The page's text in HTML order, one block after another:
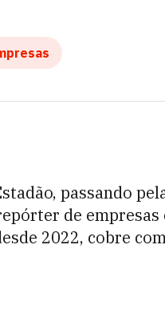
passando
de empresas
2022, cobre